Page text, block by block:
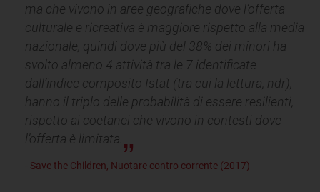
ma che vivono in aree geografiche dove l’offerta
culturale e ricreativa è maggiore rispetto alla media
nazionale, quindi dove più del 38% dei minori ha
svolto almeno 4 attività tra le 7 identificate
dall’indice composito Istat (tra cui la lettura, ndr),
hanno il triplo delle probabilità di essere resilienti,
rispetto ai coetanei che vivono in contesti dove
l’offerta è limitata.
- Save the Children, Nuotare contro corrente (2017)